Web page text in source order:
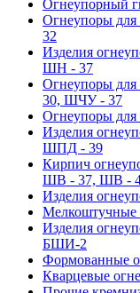
Огнеупорный
Огнеупоры
32
Изделия
ШН - 37
Огнеупоры
30, ШЧУ - 37
Огнеупоры
Изделия
ШПД - 39
Кирпич
ШВ - 37, ШВ -
Изделия
Мелкоштучные
Изделия
БШИ-2
Формованные
Кварцевые